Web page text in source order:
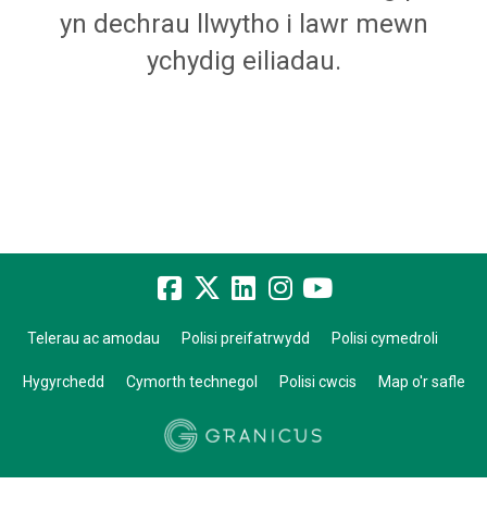
yn dechrau llwytho i lawr mewn
ychydig eiliadau.
Telerau ac amodau Polisi preifatrwydd Polisi cymedroli
Hygyrchedd Cymorth technegol Polisi cwcis Map o'r safle